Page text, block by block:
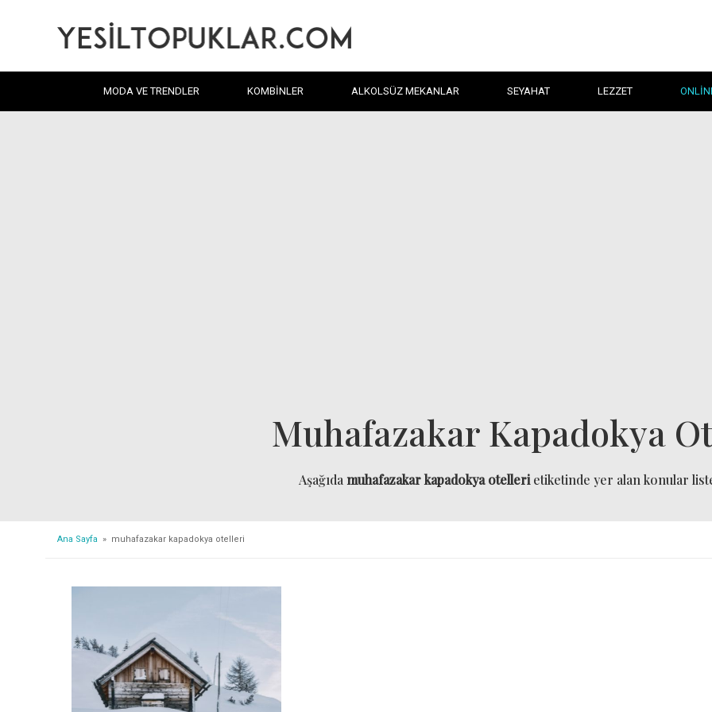
MODA VE TRENDLER KOMBINLER ALKOLSÜZ MEKANLAR SEYAHAT LEZZET
Muhafazakar Kapadokya
Aşağıda muhafazakar kapadokya otellerietiketinde yer alan konular
Ana Sayfa » muhafazakar kapadokya otelleri